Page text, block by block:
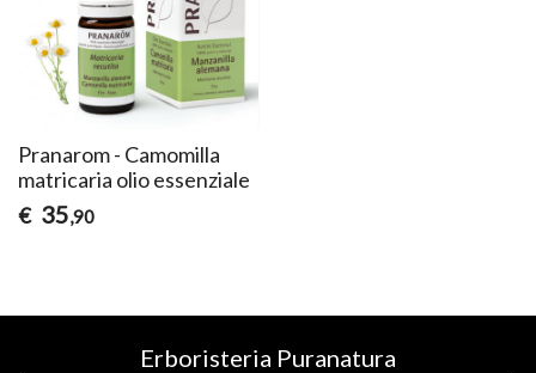
Pranarom - Camomilla
matricaria olio essenziale
€ 35,90
Erboristeria Puranatura